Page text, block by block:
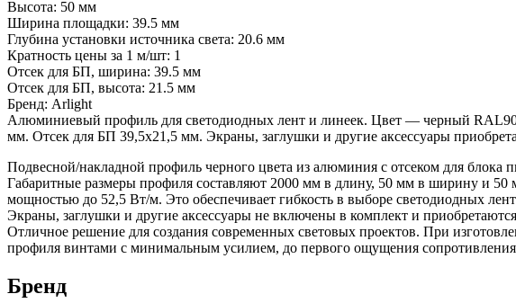
Высота: 50 мм
Ширина площадки: 39.5 мм
Глубина установки источника света: 20.6 мм
Кратность цены за 1 м/шт: 1
Отсек для БП, ширина: 39.5 мм
Отсек для БП, высота: 21.5 мм
Бренд: Arlight
Алюминиевый профиль для светодиодных лент и линеек. Цвет — черный
мм. Отсек для БП 39,5х21,5 мм. Экраны, заглушки и другие аксессуары
Подвесной/накладной профиль черного цвета из алюминия с отсеком для
Габаритные размеры профиля составляют 2000 мм в длину, 50 мм в ширину и 50
мощностью до 52,5 Вт/м. Это обеспечивает гибкость в выборе светодиодных
Экраны, заглушки и другие аксессуары не включены в комплект и
Отличное решение для создания современных световых проектов. При
профиля винтами с минимальным усилием, до первого ощущения
Бренд